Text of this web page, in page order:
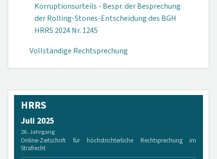
Korruptionsurteils - Bespr. der Besprechung
der Rolling-Stones-Entscheidung des BGH
HRRS 2024 Nr. 1245
Vollständige Rechtsprechung
HRRS
Juli 2025
26. Jahrgang
Online-Zeitschrift für höchstrichterliche Rechtsprechung im
Strafrecht